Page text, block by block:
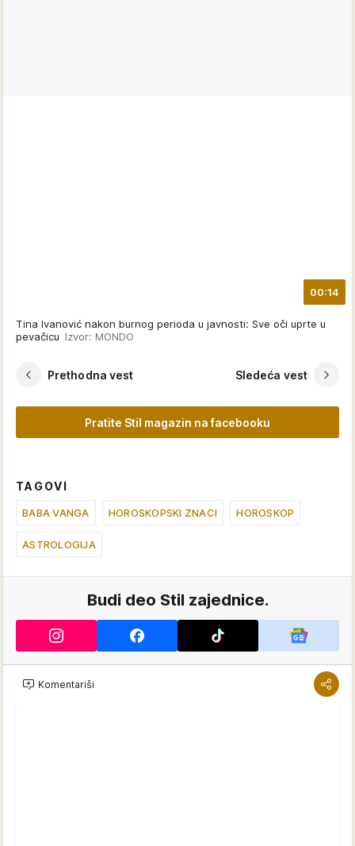
00:14
Tina Ivanović nakon burnog perioda u javnosti: Sve oči uprte u
pevačicu Izvor: MONDO
Prethodna vest Sledeća vest
Pratite Stil magazin na facebooku
TAGOVI
BABA VANGA HOROSKOPSKI ZNACI HOROSKOP
ASTROLOGIJA
Budi deo Stil zajednice.
Komentariši